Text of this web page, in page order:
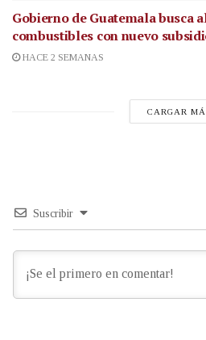
Gobierno de Guatemala busca
combustibles con nuevo
HACE 2 SEMANAS
CARGAR
Suscribir